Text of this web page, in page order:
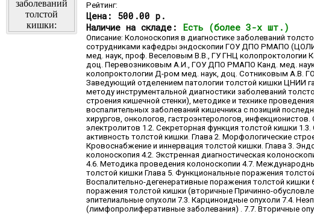
Рейтинг:
Цена: 500.00 р.
Наличие на складе: Есть (более 3-х шт.)
Описание: Колоноскопия в диагностике заболеваний
сотрудниками кафедры эндоскопии ГОУ ДПО РМАПО
мед. наук, проф. Веселовым В.В., ГУ ГНЦ
доц. Перевозниковым А.И., ГОУ ДПО РМАПО Канд. мед.
колопроктологии Д-ром мед. наук, доц. Сотниковым А.В.
Заведующий отделением патологии толстой кишки ЦНИИ
методу инструментальной диагностики заболеваний
строения кишечной стенки), методике и технике
воспалительных заболеваний кишечника с позиций
хирургов, онкологов, гастроэнтерологов,
электролитов 1.2. Секреторная функция толстой кишки
активность толстой кишки. Глава 2. Морфологические
Кровоснабжение и иннервация толстой кишки. Глава 3.
колоноскопия 4.2. Экстренная диагностическая
4.6. Методика проведения колоноскопии 4.7.
толстой кишки Глава 5. Функциональные поражения
Воспалительно-дегенеративные поражения толстой
поражения толстой кишки (вторичные Причинно-
эпителиальные опухоли 7.3. Карциноидные опухоли 7.4.
(лимфопролиферативные заболевания) . 7.7. Вторичные